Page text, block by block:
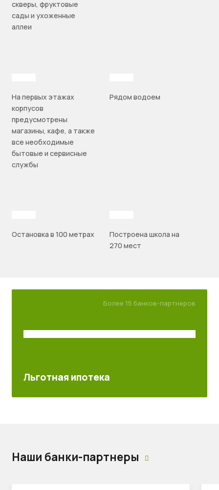
скверы, фруктовые
сады и ухоженные
аллеи
На первых этажах
корпусов
предусмотрены
магазины, кафе, а также
все необходимые
бытовые и сервисные
службы
Рядом водоем
Остановка в 100 метрах
Построена школа на
270 мест
Более 15 банков-партнеров
Льготная ипотека
Наши банки-партнеры